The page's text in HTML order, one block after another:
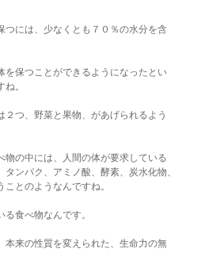
には、少なくとも７０％の水分を含
を保つことができるようになったとい
。
つ、野菜と果物、があげられるよう
物の中には、人間の体が要求している
ンパク、アミノ酸、酵素、炭水化物、
とのようなんですね。
食べ物なんです。
本来の性質を変えられた、生命力の無